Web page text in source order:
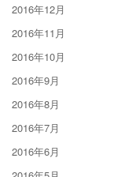
2016年12月
2016年11月
2016年10月
2016年9月
2016年8月
2016年7月
2016年6月